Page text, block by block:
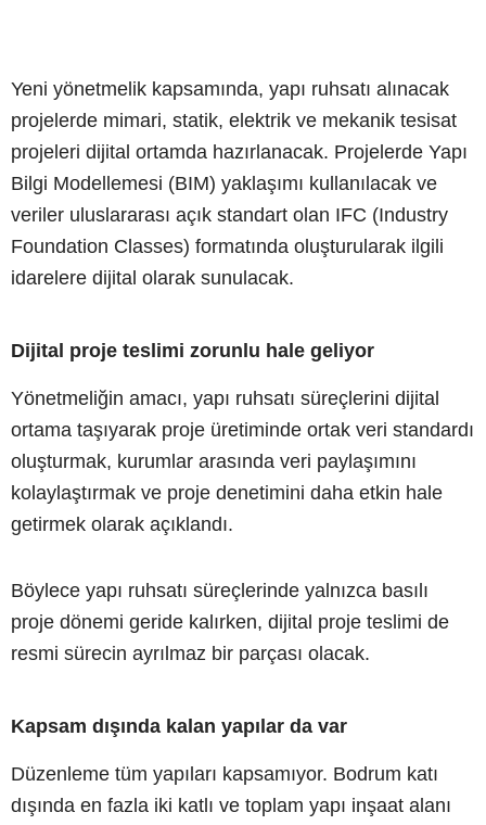
Yeni yönetmelik kapsamında, yapı ruhsatı alınacak
projelerde mimari, statik, elektrik ve mekanik tesisat
projeleri dijital ortamda hazırlanacak. Projelerde Yapı
Bilgi Modellemesi (BIM) yaklaşımı kullanılacak ve
veriler uluslararası açık standart olan IFC (Industry
Foundation Classes) formatında oluşturularak ilgili
idarelere dijital olarak sunulacak.
Dijital proje teslimi zorunlu hale geliyor
Yönetmeliğin amacı, yapı ruhsatı süreçlerini dijital
ortama taşıyarak proje üretiminde ortak veri standardı
oluşturmak, kurumlar arasında veri paylaşımını
kolaylaştırmak ve proje denetimini daha etkin hale
getirmek olarak açıklandı.
Böylece yapı ruhsatı süreçlerinde yalnızca basılı
proje dönemi geride kalırken, dijital proje teslimi de
resmi sürecin ayrılmaz bir parçası olacak.
Kapsam dışında kalan yapılar da var
Düzenleme tüm yapıları kapsamıyor. Bodrum katı
dışında en fazla iki katlı ve toplam yapı inşaat alanı